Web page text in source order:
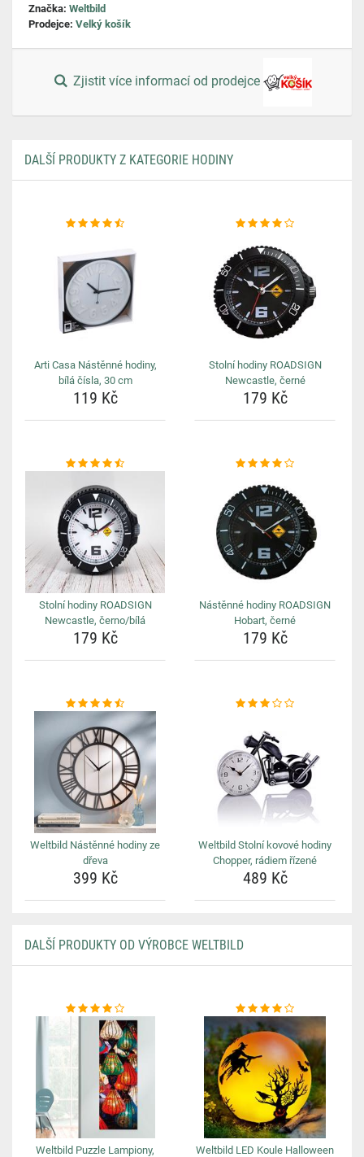
Značka: Weltbild
Prodejce: Velký košík
Zjistit více informací od prodejce
DALŠÍ PRODUKTY Z KATEGORIE HODINY
Arti Casa Nástěnné hodiny,
bílá čísla, 30 cm
119 Kč
Stolní hodiny ROADSIGN
Newcastle, černé
179 Kč
Stolní hodiny ROADSIGN
Newcastle, černo/bílá
179 Kč
Nástěnné hodiny ROADSIGN
Hobart, černé
179 Kč
Weltbild Nástěnné hodiny ze
dřeva
399 Kč
Weltbild Stolní kovové hodiny
Chopper, rádiem řízené
489 Kč
DALŠÍ PRODUKTY OD VÝROBCE WELTBILD
Weltbild Puzzle Lampiony,
Weltbild LED Koule Halloween